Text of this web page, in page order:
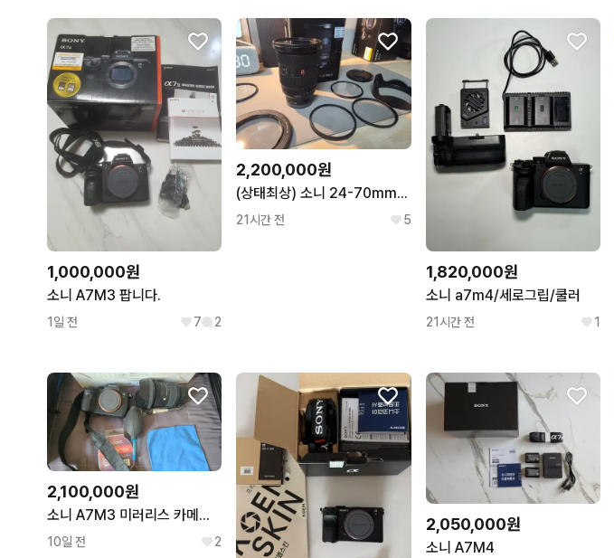
1,000,000원
소니 A7M3 팝니다.
1일 전 7 2
2,200,000원
(상태최상) 소니 24-70mm F2.8 GM II 렌즈
21시간 전 5
1,820,000원
소니 a7m4/세로그립/쿨러
21시간 전 1
2,100,000원
소니 A7M3 미러리스 카메라 판매합니다!
10일 전 2
2,050,000원
소니 A7M4